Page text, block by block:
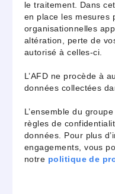
le traitement. Dans
en place les mesures
organisationnelles
altération, perte de
autorisé à celles-ci.
L’AFD ne procède à
données collectées
L’ensemble du
règles de
données. Pour plus
engagements, vous
notre politique de